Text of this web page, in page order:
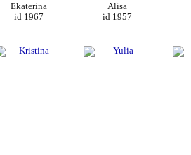
Ekaterina
id 1967
Alisa
id 1957